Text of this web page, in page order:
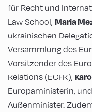
für Recht und
Law School, Maria
ukrainischen
Versammlung des
Vorsitzender des
Relations (ECFR),
Europaministerin, und
Außenminister.